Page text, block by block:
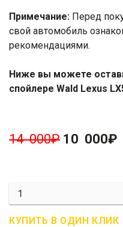
Примечание: Перед
свой автомобиль
рекомендациями.
Ниже вы можете
спойлере Wald Lexus
14 000₽ 10 000₽
Количество
R02-
0215
КУПИТЬ В ОДИН КЛИК